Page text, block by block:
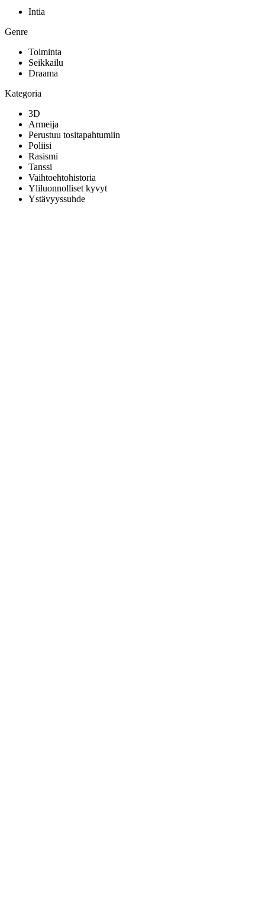
Intia
Genre
Toiminta
Seikkailu
Draama
Kategoria
3D
Armeija
Perustuu tositapahtumiin
Poliisi
Rasismi
Tanssi
Vaihtoehtohistoria
Yliluonnolliset kyvyt
Ystävyyssuhde